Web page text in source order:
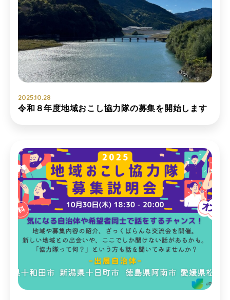
2025.10.28
令和８年度地域おこし協力隊の募集を開始します